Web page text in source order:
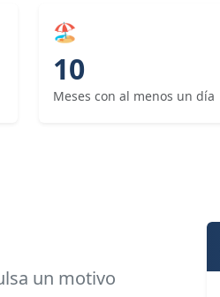
🏖
10
Meses con al menos un día
un motivo